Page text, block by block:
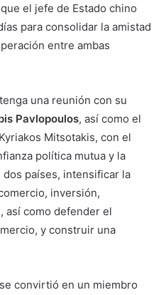
el jefe de Estado chino
para consolidar la amistad
entre ambas
una reunión con su
Pavlopoulos, así como el
Mitsotakis, con el
política mutua y la
países, intensificar la
inversión,
así como defender el
y construir una
convirtió en un miembro